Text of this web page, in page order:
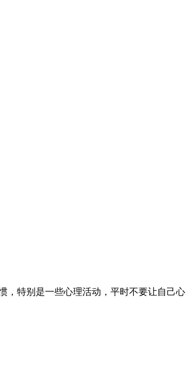
，特别是一些心理活动，平时不要让自己心